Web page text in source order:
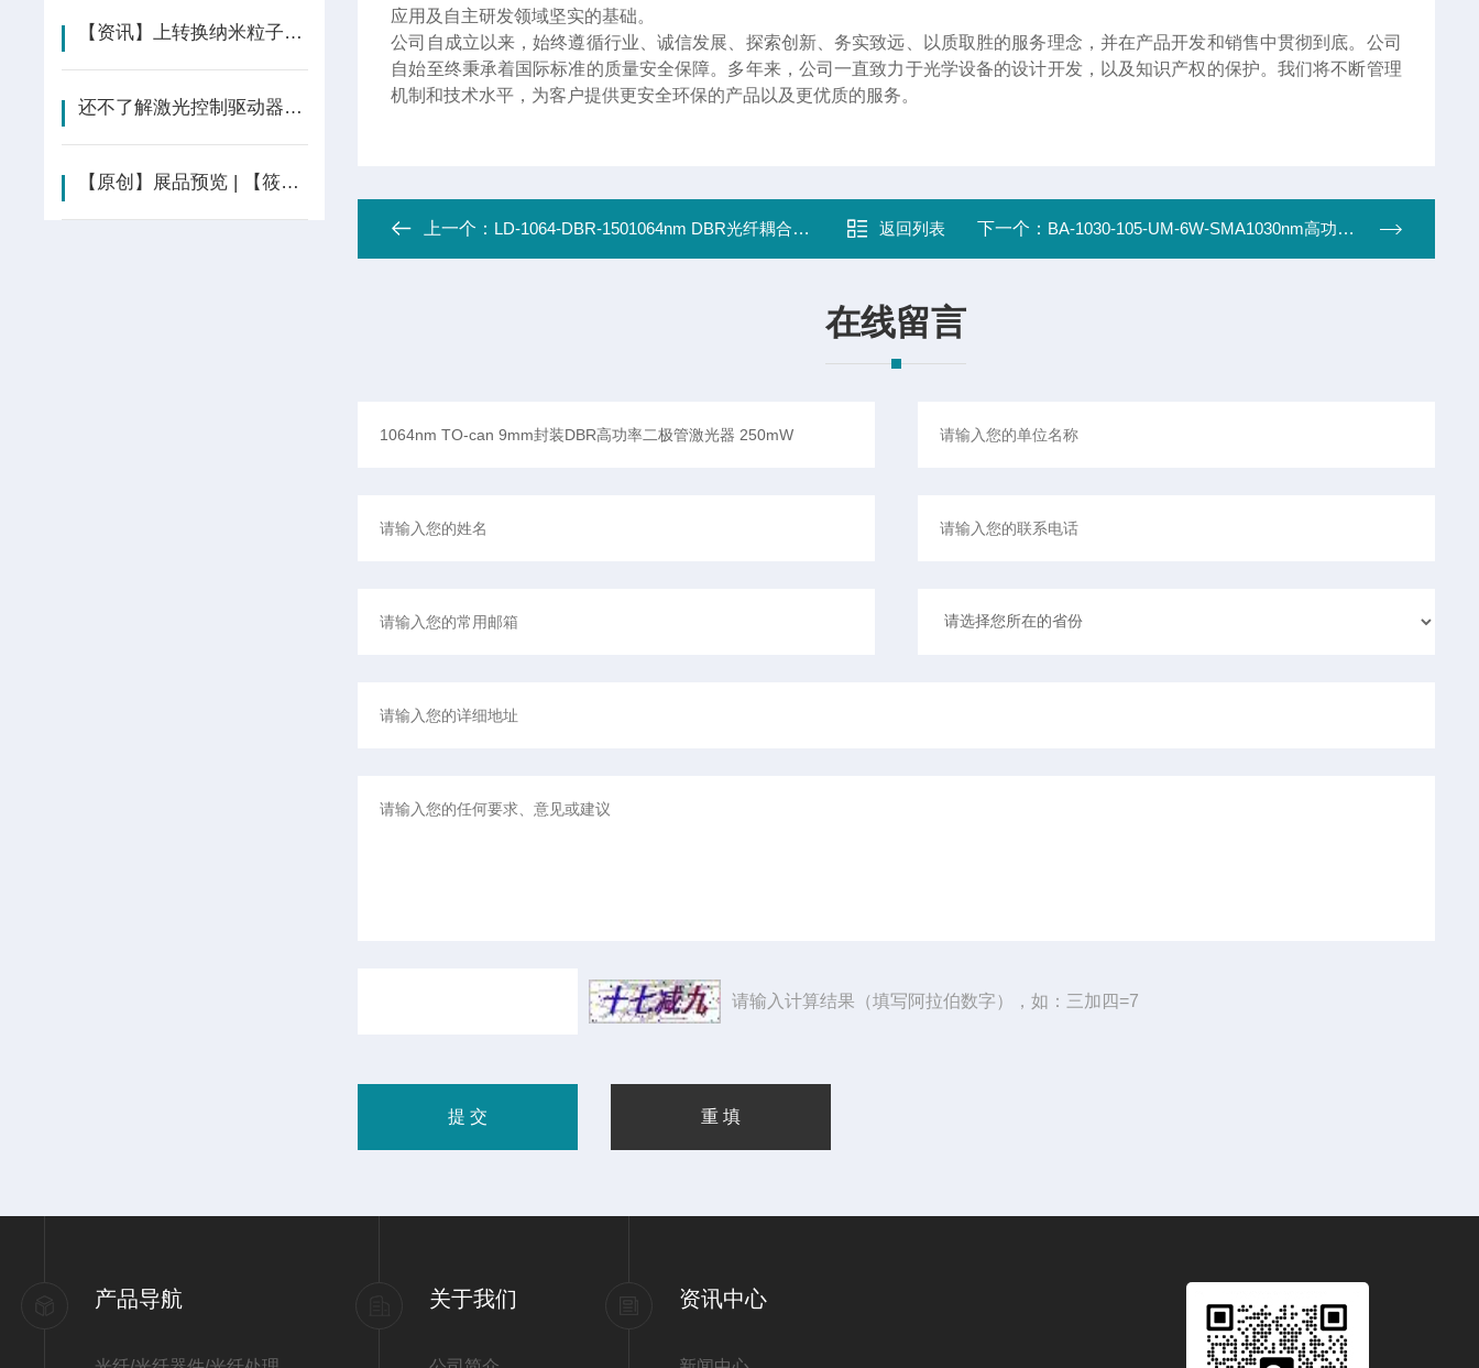
【资讯】上转换纳米粒子-聚苯乙烯微球-光学 “微传感器 ” | Nature
还不了解激光控制驱动器？看这里！
【原创】展品预览 | 【筱晓光子】激光器 光学器件 探测器 光谱分析设备
应用及自主研发领域坚实的基础。
公司自成立以来，始终遵循行业、诚信发展、探索创新、务实致远、以质取胜的服务理念，并在产品开发和销售中贯彻到底。公司
自始至终秉承着国际标准的质量安全保障。多年来，公司一直致力于光学设备的设计开发，以及知识产权的保护。我们将不断管理
机制和技术水平，为客户提供更安全环保的产品以及更优质的服务。
上一个： LD-1064-DBR-1501064nm DBR光纤耦合分布式反馈激光器模块 150mW 返回列表 下一个： BA-1030-105-UM-6W-SMA1030nm高功率二极管激光器(>6W 105um芯径、光纤耦合、开放式散热器)
在线留言
请输入计算结果（填写阿拉伯数字），如：三加四=7
产品导航 关于我们 资讯中心